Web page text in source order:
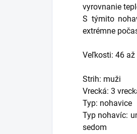
vyrovnanie
S týmito
extrémne
Veľkosti: 46 až
Strih: muži
Vrecká: 3
Typ: nohavice
Typ nohavíc:
sedom